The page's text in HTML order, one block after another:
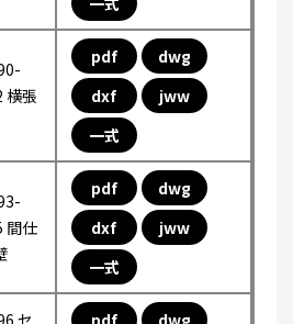
横張
pdf
dwg
dxf
jww
一式
間仕
pdf
dwg
dxf
jww
一式
セ
pdf
dwg